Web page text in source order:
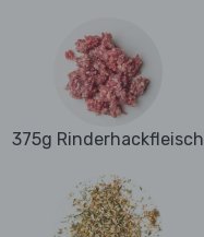
375g Rinderhackfleisch